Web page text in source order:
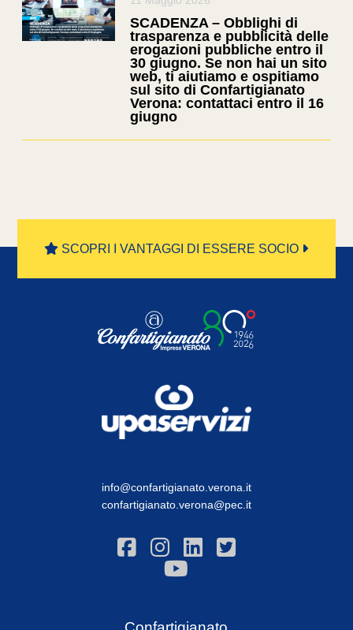
SCADENZA – Obblighi di
trasparenza e pubblicità delle
erogazioni pubbliche entro il
30 giugno. Se non hai un sito
web, ti aiutiamo e ospitiamo
sul sito di Confartigianato
Verona: contattaci entro il 16
giugno
SCOPRI I VANTAGGI DI ESSERE SOCIO
info@confartigianato.verona.it
confartigianato.verona@pec.it